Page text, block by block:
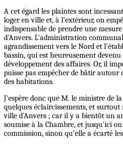
A cet égard les plaintes sont
loger en ville et, à l'extérieur, on
indispensable de prendre une
d'Anvers. L'administration
agrandissement vers le Nord et
bassin, qui est heureusement
développement des affaires. Or, il
puisse pas empêcher de bâtir autour
des habitations.
J'espère donc que M. le ministre de
quelques éclaircissements, et
ville d'Anvers ; car il y a bientôt un
soumise à la Chambre, et jusqu'ici
commission, sinon qu'elle a écarté